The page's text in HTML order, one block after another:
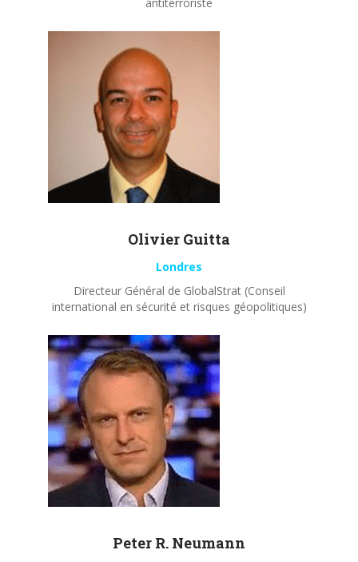
Olivier Guitta
Londres
Directeur Général de GlobalStrat (Conseil
international en sécurité et risques géopolitiques)
Peter R. Neumann